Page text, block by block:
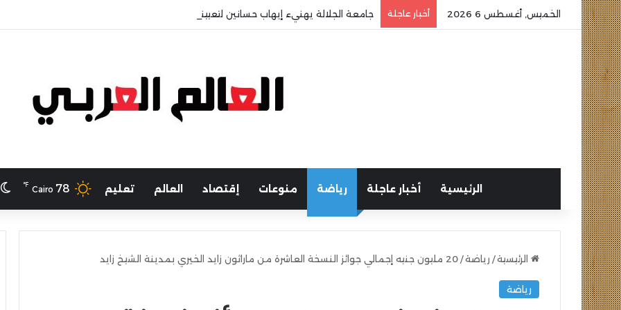
الخميس, أغسطس 6 2026 أخبار عاجلة جامعة الجلالة يهنيء إيهاب حسانين لتعيينه أمينًا عامًا لمجلس الجامعات الخاصة
الرئيسية أخبار عاجلة رياضة منوعات إقتصاد العالم تعليم Cairo 78
℉
الرئيسية/ رياضة/ 20 مليون جنيه إجمالي جوائز النسخة العاشرة من ماراثون زايد الخيري بمدينة الشيخ زايد
رياضة